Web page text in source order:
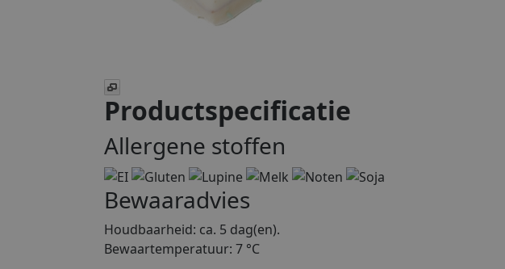
Productspecificatie
Allergene stoffen
Bewaaradvies
Houdbaarheid: ca. 5 dag(en).
Bewaartemperatuur: 7 °C